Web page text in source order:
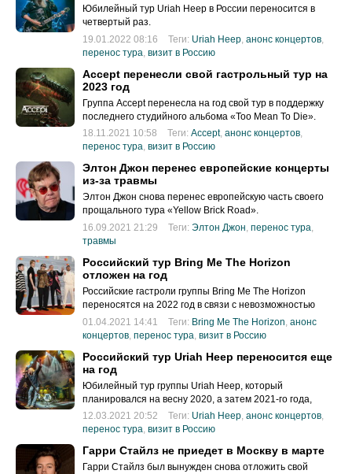
Юбилейный тур Uriah Heep в России переносится в
четвертый раз.
19.01.2022 08:16
Теги: Uriah Heep анонс концертов
перенос тура визит в Россию
Accept перенесли свой гастрольный тур на
2023 год
Группа Accept перенесла на год свой тур в поддержку
последнего студийного альбома «Too Mean To Die».
18.11.2021 10:58
Теги: Accept, анонс концертов,
перенос тура, визит в Россию
Элтон Джон перенес европейские концерты
из-за травмы
Элтон Джон снова перенес европейскую часть своего
прощального тура «Yellow Brick Road».
16.09.2021 21:29
Теги: Элтон Джон, перенос тура,
травмы
Российский тур Bring Me The Horizon
отложен на год
Российские гастроли группы Bring Me The Horizon
переносятся на 2022 год в связи с невозможностью
проведения тура.
01.04.2021 14:41 Теги: Bring Me The Horizon анонс
концертов перенос тура визит в Россию
Российский тур Uriah Heep переносится еще
на год
Юбилейный тур группы Uriah Heep, который
планировался на весну 2020, а затем 2021-го года,
снова перенесен. Московское выступление состоится
22 апреля 2022 года в Crocus City Hall.
12.03.2021 20:52 Теги: Uriah Heep, анонс концертов,
перенос тура, визит в Россию
Гарри Стайлз не приедет в Москву в марте
Гарри Стайлз был вынужден снова отложить свой